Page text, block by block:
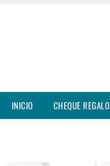
INICIO CHEQUE REGALO